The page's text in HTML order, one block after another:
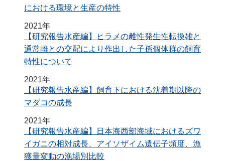
における環境と生産の特性
2021年
【研究報告水産編】ヒラメの雌性発生性転換雄と
通常雌との交配により作出した子孫個体群の飼育
特性について
2021年
【研究報告水産編】飼育下における沈着期以降の
マダコの成長
2021年
【研究報告水産編】日本海西部海域におけるズワ
イガニの相対成長、アイソザイム遺伝子頻度、漁
獲量変動の漁場別比較